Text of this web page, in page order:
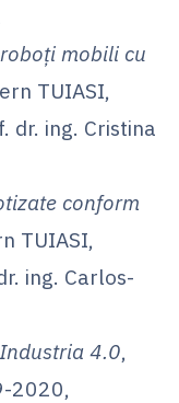
mobili cu
TUIASI,
ing. Cristina
conform
TUIASI,
ing. Carlos-
4.0,
2020,